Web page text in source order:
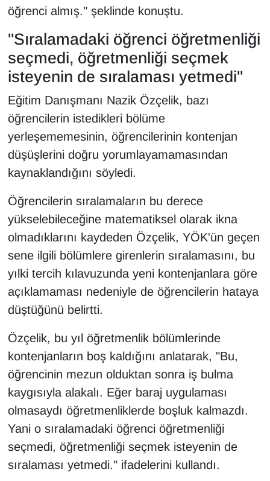
öğrenci almış." şeklinde konuştu.
"Sıralamadaki öğrenci öğretmenliği
seçmedi, öğretmenliği seçmek
isteyenin de sıralaması yetmedi"
Eğitim Danışmanı Nazik Özçelik, bazı
öğrencilerin istedikleri bölüme
yerleşememesinin, öğrencilerinin kontenjan
düşüşlerini doğru yorumlayamamasından
kaynaklandığını söyledi.
Öğrencilerin sıralamaların bu derece
yükselebileceğine matematiksel olarak ikna
olmadıklarını kaydeden Özçelik, YÖK'ün geçen
sene ilgili bölümlere girenlerin sıralamasını, bu
yılki tercih kılavuzunda yeni kontenjanlara göre
açıklamaması nedeniyle de öğrencilerin hataya
düştüğünü belirtti.
Özçelik, bu yıl öğretmenlik bölümlerinde
kontenjanların boş kaldığını anlatarak, "Bu,
öğrencinin mezun olduktan sonra iş bulma
kaygısıyla alakalı. Eğer baraj uygulaması
olmasaydı öğretmenliklerde boşluk kalmazdı.
Yani o sıralamadaki öğrenci öğretmenliği
seçmedi, öğretmenliği seçmek isteyenin de
sıralaması yetmedi." ifadelerini kullandı.